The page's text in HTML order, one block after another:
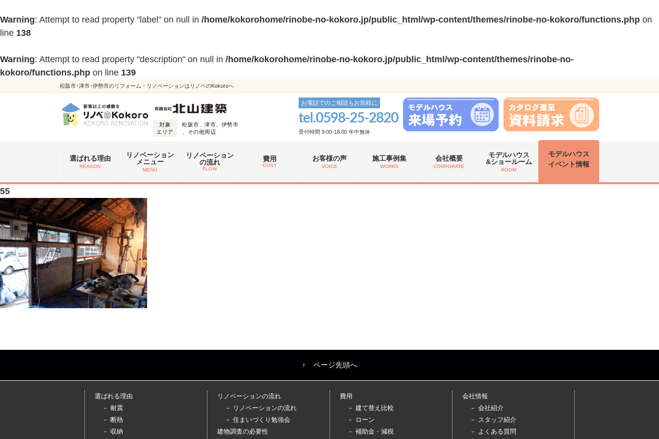
Warning: Attempt to read property "label" on null in /home/kokorohome/rinobe-no-kokoro.jp/public_html/wp-content/themes/rinobe-no-kokoro/functions.php on
line 138
Warning: Attempt to read property "description" on null in /home/kokorohome/rinobe-no-kokoro.jp/public_html/wp-content/themes/rinobe-no-
kokoro/functions.php on line 139
松阪市･津市･伊勢市のリフォーム・リノベーションはリノベのKokoroへ
対象
エリア
松阪市、津市、伊勢市
、その他周辺
お電話でのご相談もお気軽に
tel.0598-25-2820
受付時間 9:00-18:00 年中無休
選ばれる理由
REASON
リノベーション
メニュー
MENU
リノベーション
の流れ
FLOW
費用
COST
お客様の声
VOICE
施工事例集
WORKS
会社概要
CORPORATE
モデルハウス
&ショールーム
ROOM
モデルハウス
イベント情報
55
↑ ページ先頭へ
選ばれる理由
－ 耐震
－ 断熱
－ 収納
リノベーションの流れ
－ リノベーションの流れ
－ 住まいづくり勉強会
建物調査の必要性
費用
－ 建て替え比較
－ ローン
－ 補助金・減税
会社情報
－ 会社紹介
－ スタッフ紹介
－ よくある質問